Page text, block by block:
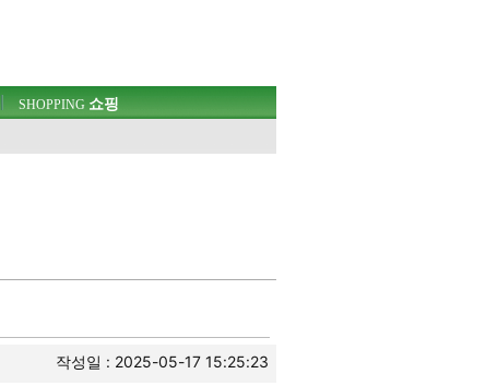
SHOPPING 쇼핑
작성일 : 2025-05-17 15:25:23